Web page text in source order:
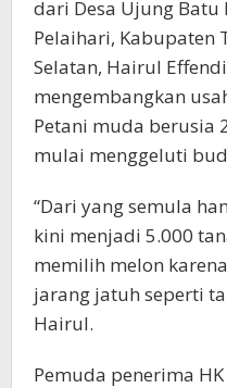
dari Desa Ujung Batu
Pelaihari, Kabupaten
Selatan, Hairul
mengembangkan
Petani muda berusia
mulai menggeluti
“Dari yang semula
kini menjadi 5.000
memilih melon
jarang jatuh seperti
Hairul.
Pemuda penerima